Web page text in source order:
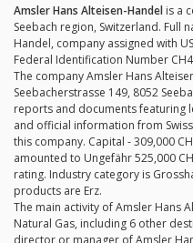
Amsler Hans Alteisen-Handel is a
Seebach region, Switzerland. Full
Handel, company assigned with
Federal Identification Number
The company Amsler Hans
Seebacherstrasse 149, 8052
reports and documents featuring
and official information from
this company. Capital - 309,000
amounted to Ungefähr 525,000
rating. Industry category is
products are Erz.
The main activity of Amsler Hans
Natural Gas, including 6 other